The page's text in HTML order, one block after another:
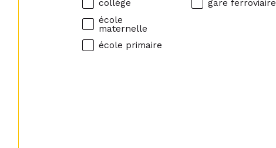
collège
école
maternelle
école primaire
gare ferroviaire